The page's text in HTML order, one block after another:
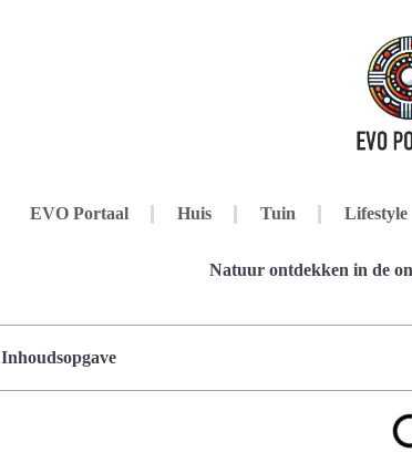
EVO Portaal Huis Tuin Lifestyle
Natuur ontdekken in de
Inhoudsopgave